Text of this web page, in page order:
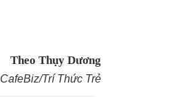
Theo Thụy Dương
CafeBiz/Trí Thức Trẻ